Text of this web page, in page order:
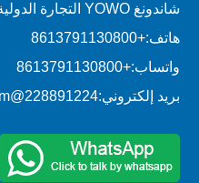
شاندونغ YOWO التجارة الدولية المحدودة
هاتف:+8613791130800
واتساب:+8613791130800
بريد إلكتروني:228891224@qq.com